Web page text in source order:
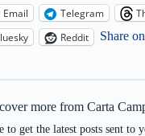
Email Telegram
Reddit Share
more from Carta
to get the latest posts sent to